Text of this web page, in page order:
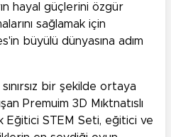
hayal güçlerini özgür
sağlamak için
büyülü dünyasına adım
bir şekilde ortaya
Premuim 3D Mıktnatıslı
Eğitici STEM Seti, eğitici ve